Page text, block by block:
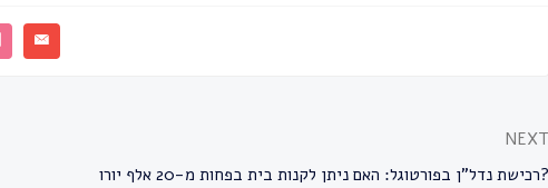
NEXT
רכישת נדל”ן בפורטוגל: האם ניתן לקנות בית בפחות מ-20 אלף יורו?